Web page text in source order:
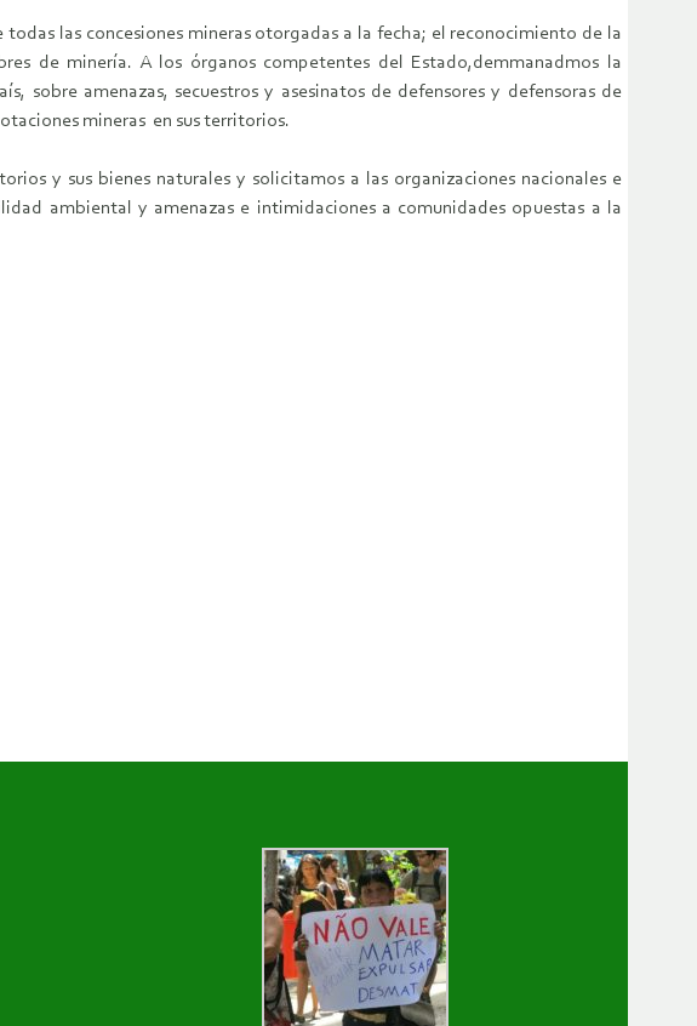
las concesiones mineras otorgadas a la fecha; el reconocimiento de la
de minería. A los órganos competentes del Estado,demmanadmos la
sobre amenazas, secuestros y asesinatos de defensores y defensoras de
mineras en sus territorios.
y sus bienes naturales y solicitamos a las organizaciones nacionales e
ambiental y amenazas e intimidaciones a comunidades opuestas a la